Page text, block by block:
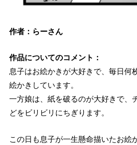
作者：らーさん
作品についてのコメント：
息子はお絵かきが大好きで、毎日何
絵かきしています。
一方娘は、紙を破るのが大好きで、
どをビリビリにちぎります。
この日も息子が一生懸命描いたお絵